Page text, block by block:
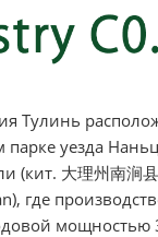
Тулинь
уезда
(кит. 大理州南涧
где
мощностью